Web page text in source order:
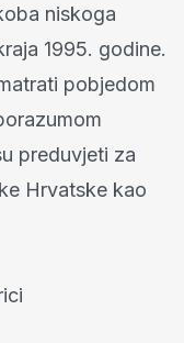
niskoga
1995. godine.
pobjedom
preduvjeti za
Hrvatske kao